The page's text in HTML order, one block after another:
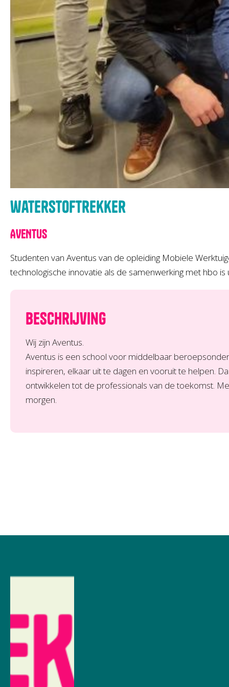
waterstoftrekker
AVENTUS
Studenten van Aventus van de opleiding Mobiele
technologische innovatie als de samenwerking met hbo is
Beschrijving
Wij zijn Aventus.
Aventus is een school voor middelbaar
inspireren, elkaar uit te dagen en vooruit te helpen.
ontwikkelen tot de professionals van de toekomst.
morgen.